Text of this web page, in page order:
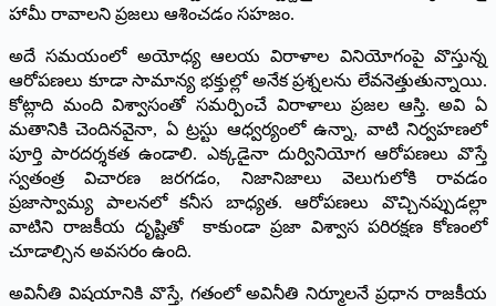
హామీ రావాలని ప్రజలు ఆశించడం సహజం.
అదే సమయంలో అయోధ్య ఆలయ విరాళాల వినియోగంపై వొస్తున్న
ఆరోపణలు కూడా సామాన్య భక్తుల్లో అనేక ప్రశ్నలను లేవనెత్తుతున్నాయి.
కోట్లాది మంది విశ్వాసంతో సమర్పించే విరాళాలు ప్రజల ఆస్తి. అవి ఏ
మతానికి చెందినవైనా, ఏ ట్రస్టు ఆధ్వర్యంలో ఉన్నా, వాటి నిర్వహణలో
పూర్తి పారదర్శకత ఉండాలి. ఎక్కడైనా దుర్వినియోగ ఆరోపణలు వొస్తే
స్వతంత్ర విచారణ జరగడం, నిజానిజాలు వెలుగులోకి రావడం
ప్రజాస్వామ్య పాలనలో కనీస బాధ్యత. ఆరోపణలు వొచ్చినప్పుడల్లా
వాటిని రాజకీయ దృష్టితో కాకుండా ప్రజా విశ్వాస పరిరక్షణ కోణంలో
చూడాల్సిన అవసరం ఉంది.
అవినీతి విషయానికి వొస్తే, గతంలో అవినీతి నిర్మూలనే ప్రధాన రాజకీయ